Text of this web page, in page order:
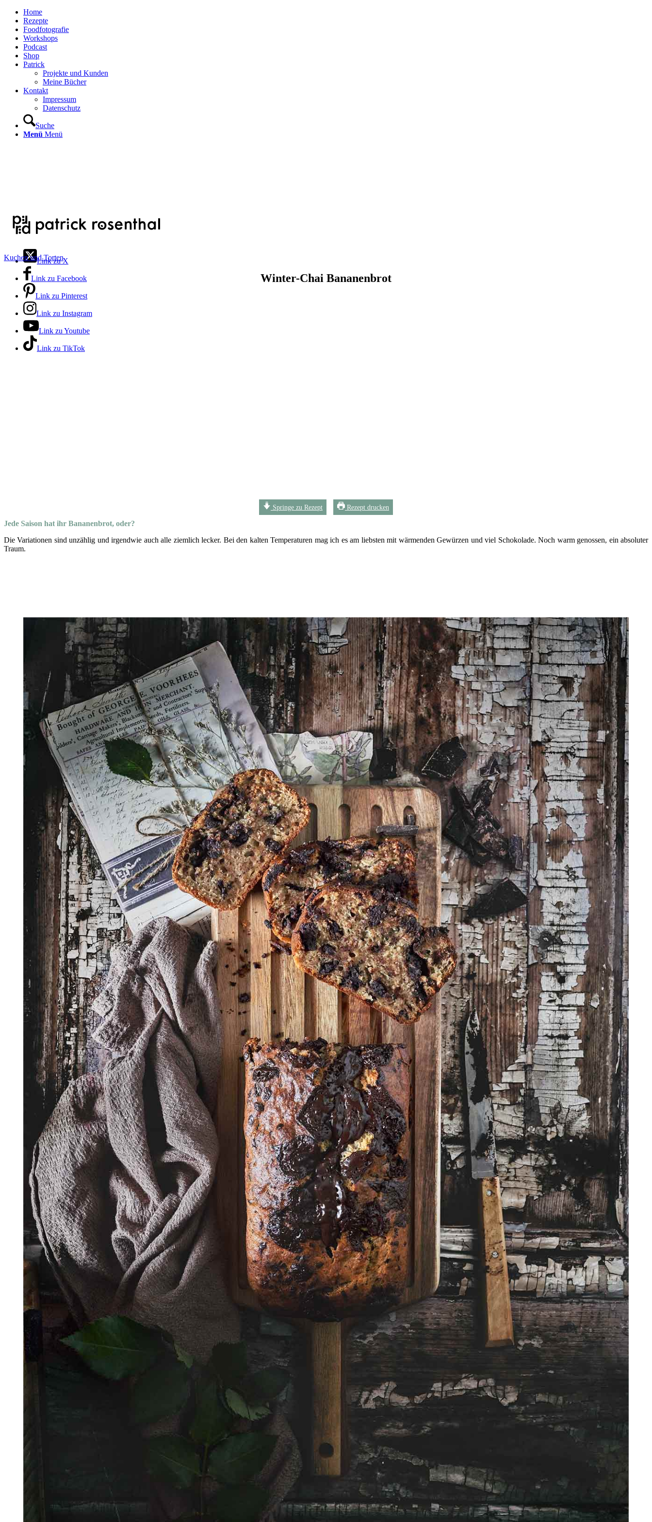
Home
Rezepte
Foodfotografie
Workshops
Podcast
Shop
Patrick
Projekte und Kunden
Meine Bücher
Kontakt
Impressum
Datenschutz
Suche
Menü Menü
Link zu X
Link zu Facebook
Link zu Pinterest
Link zu Instagram
Link zu Youtube
Link zu TikTok
Kuchen und Torten
Winter-Chai Bananenbrot
Springe zu Rezept Rezept drucken
Jede Saison hat ihr Bananenbrot, oder?
Die Variationen sind unzählig und irgendwie auch alle ziemlich lecker. Bei den kalten Temperaturen mag ich es am liebsten mit wärmenden Gewürzen und viel Schokolade. Noch warm genossen, ein absoluter
Traum.